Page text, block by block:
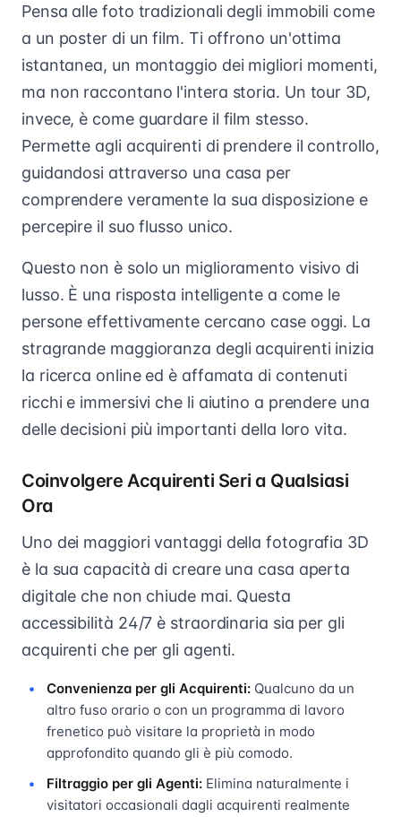
Pensa alle foto tradizionali degli immobili come
a un poster di un film. Ti offrono un'ottima
istantanea, un montaggio dei migliori momenti,
ma non raccontano l'intera storia. Un tour 3D,
invece, è come guardare il film stesso.
Permette agli acquirenti di prendere il controllo,
guidandosi attraverso una casa per
comprendere veramente la sua disposizione e
percepire il suo flusso unico.
Questo non è solo un miglioramento visivo di
lusso. È una risposta intelligente a come le
persone effettivamente cercano case oggi. La
stragrande maggioranza degli acquirenti inizia
la ricerca online ed è affamata di contenuti
ricchi e immersivi che li aiutino a prendere una
delle decisioni più importanti della loro vita.
Coinvolgere Acquirenti Seri a Qualsiasi
Ora
Uno dei maggiori vantaggi della fotografia 3D
è la sua capacità di creare una casa aperta
digitale che non chiude mai. Questa
accessibilità 24/7 è straordinaria sia per gli
acquirenti che per gli agenti.
Convenienza per gli Acquirenti: Qualcuno da un
altro fuso orario o con un programma di lavoro
frenetico può visitare la proprietà in modo
approfondito quando gli è più comodo.
Filtraggio per gli Agenti: Elimina naturalmente i
visitatori occasionali dagli acquirenti realmente